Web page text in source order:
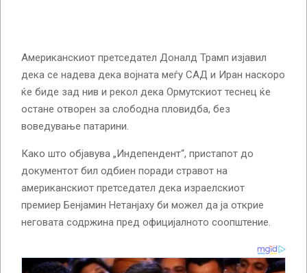
Американскиот претседател Доналд Трамп изјавил
дека се надева дека војната меѓу САД и Иран наскоро
ќе биде зад нив и рекол дека Ормутскиот теснец ќе
остане отворен за слободна пловидба, без
воведување патарини.
Како што објавува „Индепендент“, пристапот до
документот бил одбиен поради стравот на
американскиот претседател дека израелскиот
премиер Бенјамин Нетанјаху би можел да ја открие
неговата содржина пред официјалното соопштение.